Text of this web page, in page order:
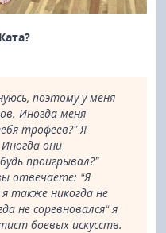
поэтому у меня
Иногда меня
трофеев?” Я
они
проигрывал?”
отвечаете: “Я
также никогда не
не соревновался“ я
боевых искусств.